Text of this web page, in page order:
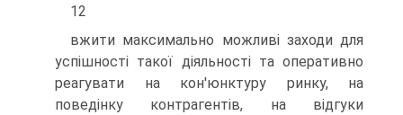
12
вжити максимально можливі заходи для
успішності такої діяльності та оперативно
реагувати на кон'юнктуру ринку, на
поведінку контрагентів, на відгуки